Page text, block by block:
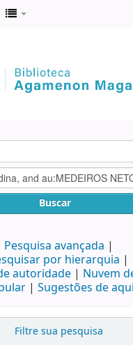
Buscar
Pesquisa avançada
por hierarquia
autoridade
Nuvem
Sugestões de
Filtre sua pesquisa